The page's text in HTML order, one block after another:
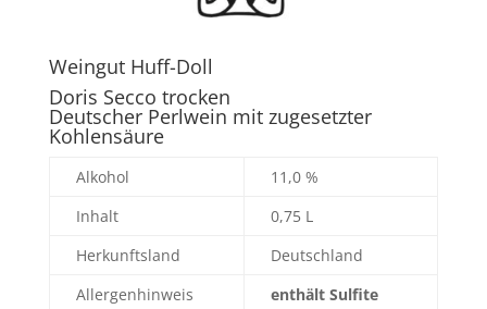
Weingut Huff-Doll
Doris Secco trocken
Deutscher Perlwein mit zugesetzter
Kohlensäure
Alkohol
11,0 %
Inhalt
0,75 L
Herkunftsland
Deutschland
Allergenhinweis
enthält Sulfite